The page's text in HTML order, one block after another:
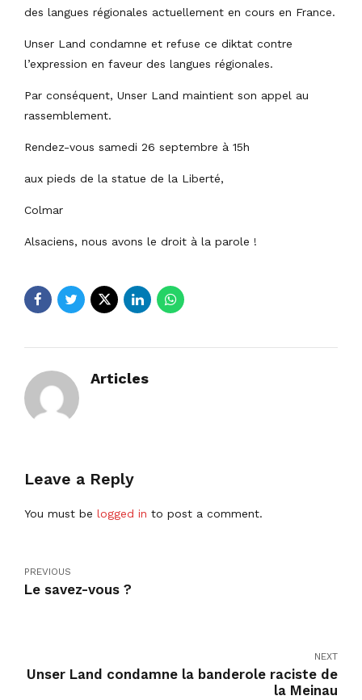
des langues régionales actuellement en cours en France.
Unser Land condamne et refuse ce diktat contre
l’expression en faveur des langues régionales.
Par conséquent, Unser Land maintient son appel au
rassemblement.
Rendez-vous samedi 26 septembre à 15h
aux pieds de la statue de la Liberté,
Colmar
Alsaciens, nous avons le droit à la parole !
Articles
Leave a Reply
You must be logged in to post a comment.
PREVIOUS
Le savez-vous ?
NEXT
Unser Land condamne la banderole raciste de
la Meinau